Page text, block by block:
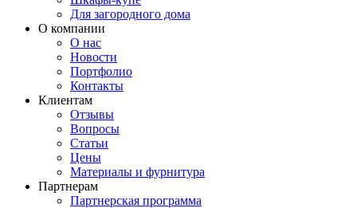
Для загородного дома
О компании
О нас
Новости
Портфолио
Контакты
Клиентам
Отзывы
Вопросы
Статьи
Цены
Материалы и фурнитура
Партнерам
Партнерская программа